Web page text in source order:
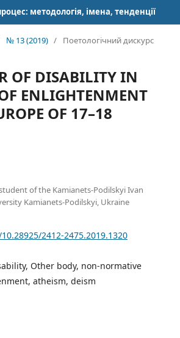
методологія, імена, тенденції
№ 13 (2019) / Поетологічний дискурс
OF DISABILITY IN
ENLIGHTENMENT
OF 17–18
of the Kamianets-Podilskyi Ivan
Kamianets-Podilskyi, Ukraine
2412-2475.2019.1320
Other body, non-normative
atheism, deism